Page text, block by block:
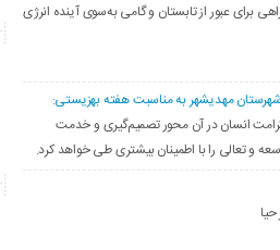
برای عبور از تابستان و گامی به‌سوی آینده انرژی
شهرستان مهدیشهر به مناسبت هفته بهزیستی:
انسان در آن محور تصمیم‌گیری و خدمت
و تعالی را با اطمینان بیشتری طی خواهد کرد.